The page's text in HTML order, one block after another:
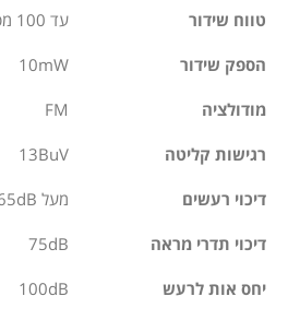
טווח שידור עד 100 מטר
הספק שידור 10mW
מודולציה FM
רגישות קליטה 13BuV
דיכוי רעשים מעל 65dB
דיכוי תדרי מראה 75dB
יחס אות לרעש 100dB